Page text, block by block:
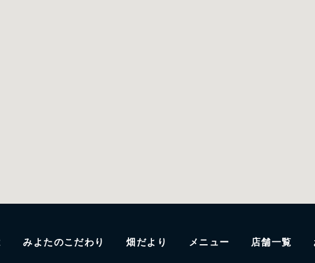
みよたのこだわり 畑だより メニュー 店舗一覧